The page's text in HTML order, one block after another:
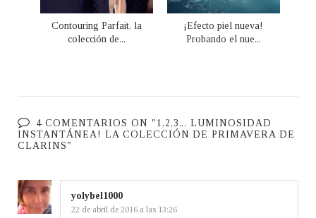
Contouring Parfait, la
colección de...
¡Efecto piel nueva!
Probando el nue...
4 COMENTARIOS ON "1,2,3... LUMINOSIDAD
INSTANTÁNEA! LA COLECCIÓN DE PRIMAVERA DE
CLARINS"
yolybel1000
22 de abril de 2016 a las 13:26